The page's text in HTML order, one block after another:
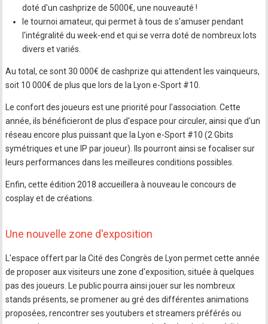
doté d'un cashprize de 5000€, une nouveauté !
le tournoi amateur, qui permet à tous de s'amuser pendant
l'intégralité du week-end et qui se verra doté de nombreux lots
divers et variés.
Au total, ce sont 30 000€ de cashprize qui attendent les vainqueurs,
soit 10 000€ de plus que lors de la Lyon e-Sport #10.
Le confort des joueurs est une priorité pour l'association. Cette
année, ils bénéficieront de plus d'espace pour circuler, ainsi que d'un
réseau encore plus puissant que la Lyon e-Sport #10 (2 Gbits
symétriques et une IP par joueur). Ils pourront ainsi se focaliser sur
leurs performances dans les meilleures conditions possibles.
Enfin, cette édition 2018 accueillera à nouveau le concours de
cosplay et de créations.
Une nouvelle zone d'exposition
L'espace offert par la Cité des Congrès de Lyon permet cette année
de proposer aux visiteurs une zone d'exposition, située à quelques
pas des joueurs. Le public pourra ainsi jouer sur les nombreux
stands présents, se promener au gré des différentes animations
proposées, rencontrer ses youtubers et streamers préférés ou